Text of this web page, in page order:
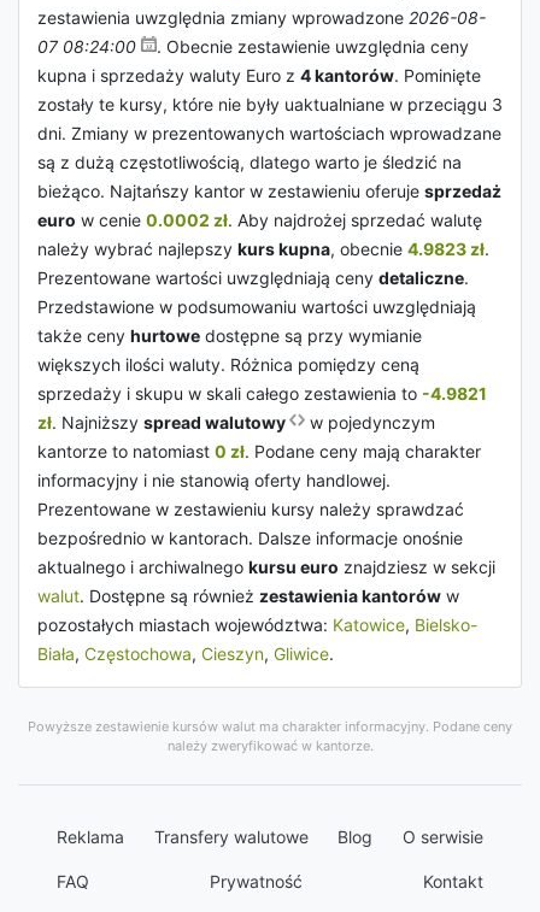
zestawienia uwzględnia zmiany wprowadzone 2026-08-
07 08:24:00
. Obecnie zestawienie uwzględnia ceny
kupna i sprzedaży waluty Euro z 4 kantorów. Pominięte
zostały te kursy, które nie były uaktualniane w przeciągu 3
dni. Zmiany w prezentowanych wartościach wprowadzane
są z dużą częstotliwością, dlatego warto je śledzić na
bieżąco. Najtańszy kantor w zestawieniu oferuje sprzedaż
euro w cenie 0.0002 zł. Aby najdrożej sprzedać walutę
należy wybrać najlepszy kurs kupna, obecnie 4.9823 zł.
Prezentowane wartości uwzględniają ceny detaliczne.
Przedstawione w podsumowaniu wartości uwzględniają
także ceny hurtowe dostępne są przy wymianie
większych ilości waluty. Różnica pomiędzy ceną
sprzedaży i skupu w skali całego zestawienia to -4.9821
zł. Najniższy spread walutowy
w pojedynczym
kantorze to natomiast 0 zł. Podane ceny mają charakter
informacyjny i nie stanowią oferty handlowej.
Prezentowane w zestawieniu kursy należy sprawdzać
bezpośrednio w kantorach. Dalsze informacje onośnie
aktualnego i archiwalnego kursu euro znajdziesz w sekcji
walut. Dostępne są również zestawienia kantorów w
pozostałych miastach województwa: Katowice, Bielsko-
Biała, Częstochowa, Cieszyn, Gliwice.
Powyższe zestawienie kursów walut ma charakter informacyjny. Podane ceny
należy zweryfikować w kantorze.
Reklama Transfery walutowe Blog O serwisie
FAQ Prywatność Kontakt